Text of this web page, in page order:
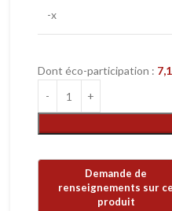
-x
Dont éco-participation :